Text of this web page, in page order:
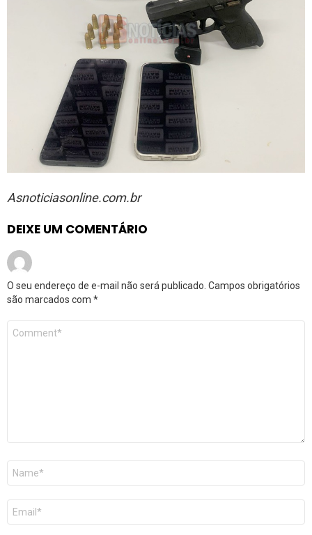
Asnoticiasonline.com.br
DEIXE UM COMENTÁRIO
O seu endereço de e-mail não será publicado. Campos obrigatórios
são marcados com *
Comentário
Nome
E-
mail
*